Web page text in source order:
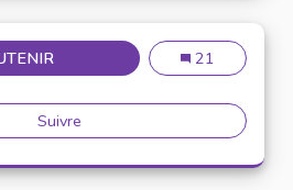
EXPLORE GAMES ON THE
Explore
21
Suivre Explore Games on the Play